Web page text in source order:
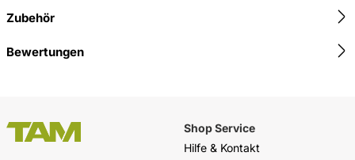
Zubehör
Bewertungen
Shop Service
Hilfe & Kontakt